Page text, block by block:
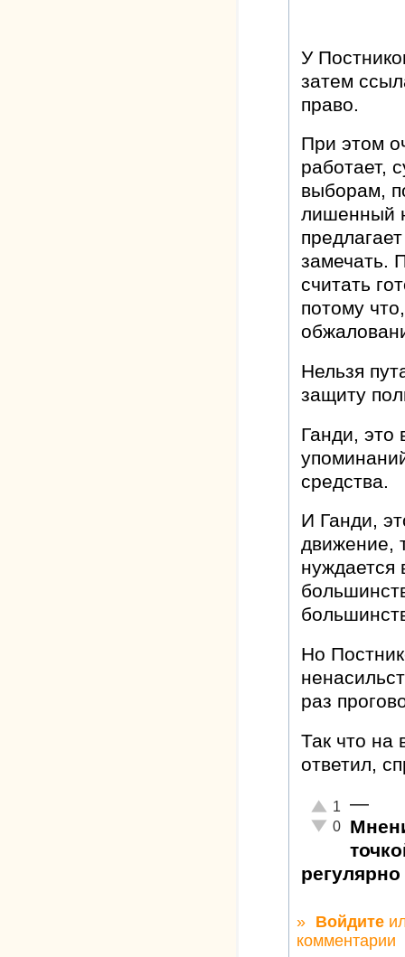
У
затем
право.
При этом
работает,
выборам,
лишенный
замечать.
считать
потому
Нельзя
защиту
Ганди, это
средства.
И Ганди,
движение,
нуждается
Но
раз
Так что на
ответил,
Отлично!
1
Неадекватно!
0
—
» Войдите
комментарии